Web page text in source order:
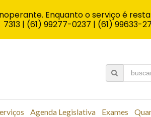
Agenda Legislativa Exames
Enquanto o serviço é
7313 | (61) 99277-0237 | (61) 99633-